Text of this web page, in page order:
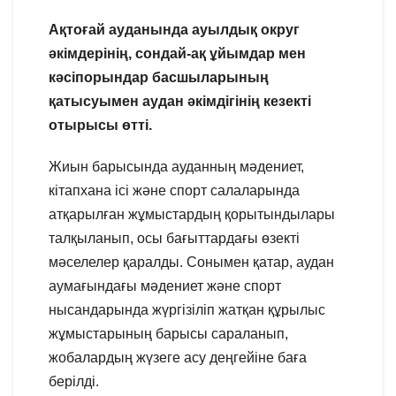
Ақтоғай ауданында ауылдық округ
әкімдерінің, сондай-ақ ұйымдар мен
кәсіпорындар басшыларының
қатысуымен аудан әкімдігінің кезекті
отырысы өтті.
Жиын барысында ауданның мәдениет,
кітапхана ісі және спорт салаларында
атқарылған жұмыстардың қорытындылары
талқыланып, осы бағыттардағы өзекті
мәселелер қаралды. Сонымен қатар, аудан
аумағындағы мәдениет және спорт
нысандарында жүргізіліп жатқан құрылыс
жұмыстарының барысы сараланып,
жобалардың жүзеге асу деңгейіне баға
берілді.